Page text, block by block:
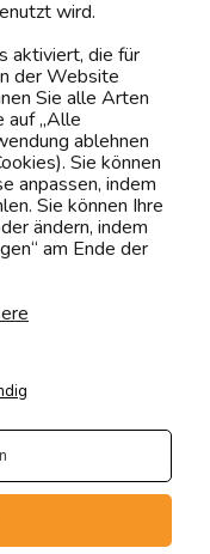
wird.
aktiviert, die für
der Website
Sie alle Arten
auf „Alle
ablehnen
Sie können
anpassen, indem
Sie können Ihre
ändern, indem
am Ende der